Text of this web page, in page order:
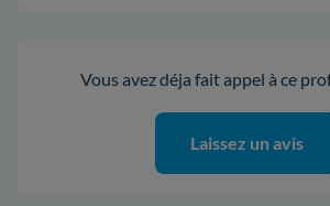
Vous avez déja fait appel à ce
Laissez un avis